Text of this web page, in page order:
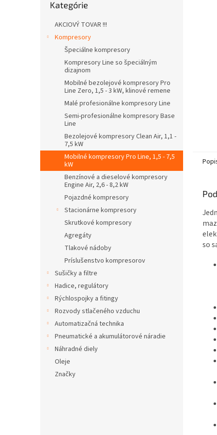
kategórie
Kategórie
AKCIOVÝ TOVAR !!!
Kompresory
Špeciálne kompresory
Kompresory Line so špeciálným
dizajnom
Mobilné bezolejové kompresory Pro
Line Zero, 1,5 - 3 kW, klinové remene
Malé profesionálne kompresory Line
Semi-profesionálne kompresory Base
Line
Bezolejové kompresory Clean Air, 1,1 -
7,5 kW
Mobilné kompresory Pro Line, 1,5 - 7,5
kW
Benzínové a dieselové kompresory
Engine Air, 2,6 - 8,2 kW
Pojazdné kompresory
Stacionárne kompresory
Skrutkové kompresory
Agregáty
Tlakové nádoby
Príslušenstvo kompresorov
Sušičky a filtre
Hadice, regulátory
Rýchlospojky a fitingy
Rozvody stlačeného vzduchu
Automatizačná technika
Pneumatické a akumulátorové náradie
Náhradné diely
Oleje
Značky
so